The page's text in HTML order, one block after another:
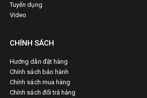
Tuyển dụng
Video
CHÍNH SÁCH
Hướng dẫn đặt hàng
Chính sách bảo hành
Chính sách mua hàng
Chính sách đổi trả hàng